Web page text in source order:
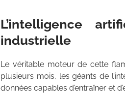
L’intelligence
industrielle
Le véritable moteur de cette
plusieurs mois, les géants de
données capables d’entraîner et